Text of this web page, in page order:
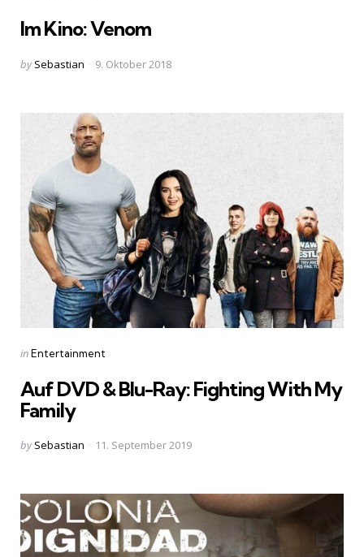
Im Kino: Venom
Posted
by Sebastian 9. Oktober 2018
Categories
Posted
inEntertainment
Auf DVD & Blu-Ray: Fighting With My
Family
Posted
by Sebastian 11. September 2019